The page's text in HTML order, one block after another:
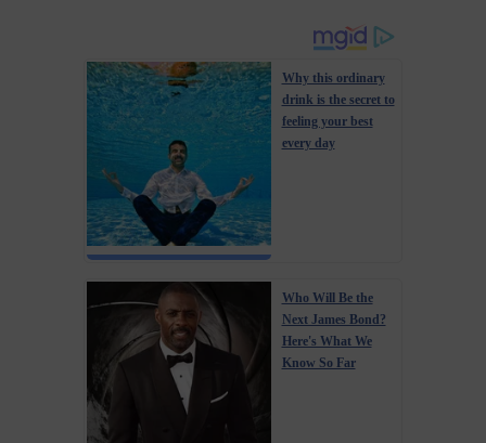
Why this ordinary
drink is the secret to
feeling your best
every day
Who Will Be the
Next James Bond?
Here's What We
Know So Far